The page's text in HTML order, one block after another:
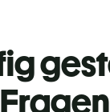
Fragen